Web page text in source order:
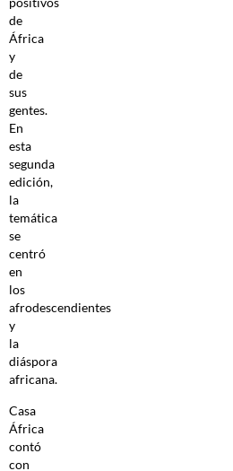
de
África
y
de
sus
gentes.
En
esta
segunda
edición,
la
temática
se
centró
en
los
afrodescendientes
y
la
diáspora
africana.
Casa
África
contó
con